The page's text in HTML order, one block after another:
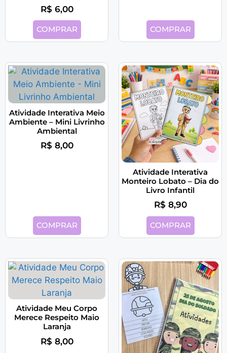
R$ 6,00
COMPRAR COMPRAR
Atividade Interativa Meio
Ambiente – Mini Livrinho
Ambiental
R$ 8,00
COMPRAR
Atividade Interativa
Monteiro Lobato – Dia do
Livro Infantil
R$ 8,90
COMPRAR
Atividade Meu Corpo
Merece Respeito Maio
Laranja
R$ 8,00